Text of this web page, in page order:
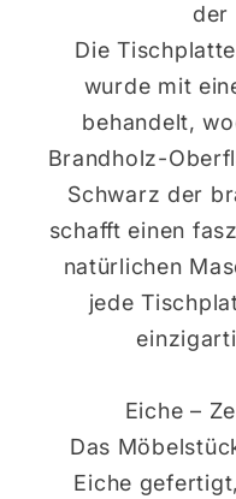
der
Die
wurde mit
behandelt,
Brandholz-
Schwarz der
schafft einen
natürlichen
jede
Eiche –
Das
Eiche